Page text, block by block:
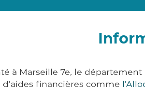
à Marseille 7e, le
d'aides financières comme